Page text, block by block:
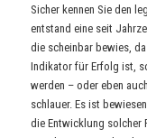
Sicher kennen Sie den
entstand eine seit
die scheinbar bewies,
Indikator für Erfolg ist,
werden – oder eben
schlauer. Es ist
die Entwicklung solcher